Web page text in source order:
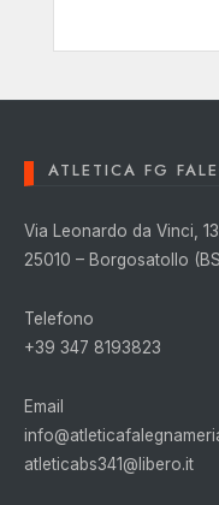
ATLETICA FG
Via Leonardo da Vinci, 13
25010 – Borgosatollo
Telefono
+39 347 8193823
Email
atleticabs341@libero.it